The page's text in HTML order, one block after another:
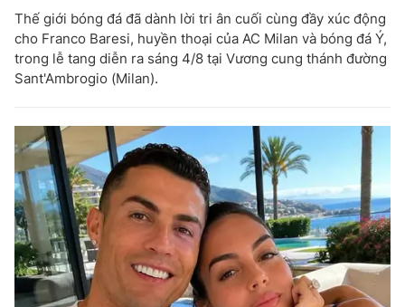
Thế giới bóng đá đã dành lời tri ân cuối cùng đầy xúc động
cho Franco Baresi, huyền thoại của AC Milan và bóng đá Ý,
trong lễ tang diễn ra sáng 4/8 tại Vương cung thánh đường
Sant'Ambrogio (Milan).